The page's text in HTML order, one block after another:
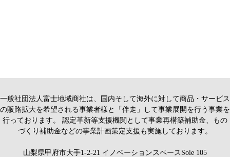
一般社団法人富士地域商社は、国内そして海外に対して商品・サービス
の販路拡大を希望される事業者様と「伴走」して事業展開を行う事業を
行っております。 認定革新等支援機関として事業再構築補助金、もの
づくり補助金などの事業計画策定支援も実施しております。
山梨県甲府市大手1-2-21 イノベーションスペースSoie 105